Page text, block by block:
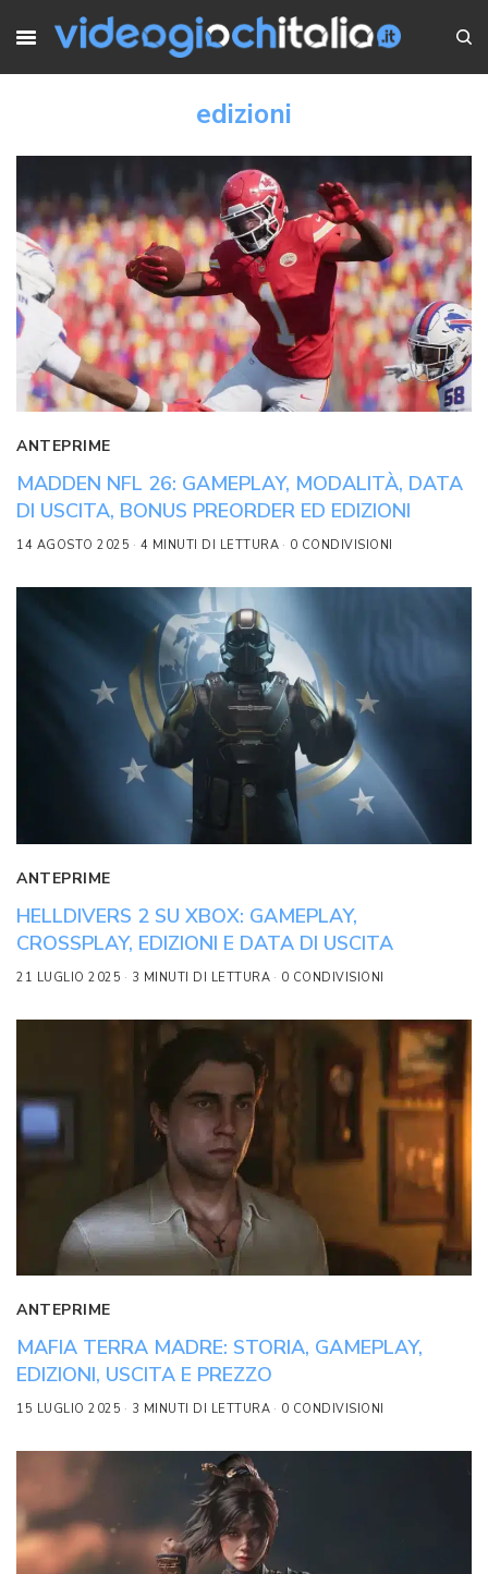
edizioni
ANTEPRIME
MADDEN NFL 26: GAMEPLAY, MODALITÀ, DATA
DI USCITA, BONUS PREORDER ED EDIZIONI
14 AGOSTO 2025 4 MINUTI DI LETTURA 0 CONDIVISIONI
ANTEPRIME
HELLDIVERS 2 SU XBOX: GAMEPLAY,
CROSSPLAY, EDIZIONI E DATA DI USCITA
21 LUGLIO 2025 3 MINUTI DI LETTURA 0 CONDIVISIONI
ANTEPRIME
MAFIA TERRA MADRE: STORIA, GAMEPLAY,
EDIZIONI, USCITA E PREZZO
15 LUGLIO 2025 3 MINUTI DI LETTURA 0 CONDIVISIONI